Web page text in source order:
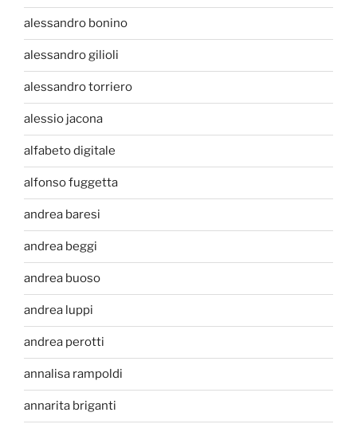
alessandro bonino
alessandro gilioli
alessandro torriero
alessio jacona
alfabeto digitale
alfonso fuggetta
andrea baresi
andrea beggi
andrea buoso
andrea luppi
andrea perotti
annalisa rampoldi
annarita briganti